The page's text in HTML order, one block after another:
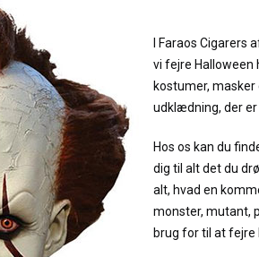
I Faraos
vi fejre Halloween
kostumer,
udklædning, der
Hos os kan du
dig til alt det du
alt, hvad en
monster, mutant,
brug for til at fejre